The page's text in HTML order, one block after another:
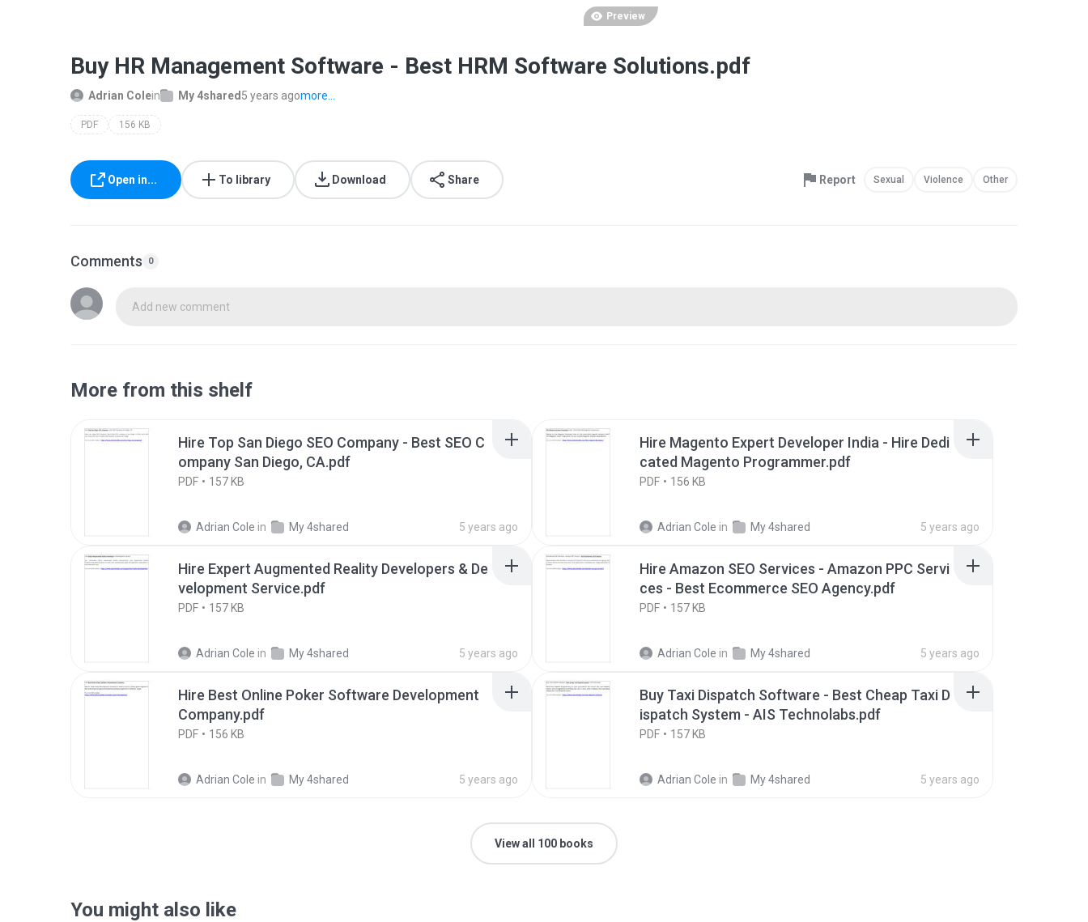
Preview
Buy HR Management Software - Best HRM Software Solutions.pdf
Adrian Colein My 4shared 5 years agomore...
PDF 156 KB
Open in... To library Download Share Report Sexual Violence Other
Comments 0
Add new comment
More from this shelf
Hire Top San Diego SEO Company - Best SEO C
ompany San Diego, CA.pdf
PDF 157 KB
Adrian Cole in My 4shared 5 years ago
Hire Magento Expert Developer India - Hire Dedi
cated Magento Programmer.pdf
PDF 156 KB
Adrian Cole in My 4shared 5 years ago
Hire Expert Augmented Reality Developers & De
velopment Service.pdf
PDF 157 KB
Adrian Cole in My 4shared 5 years ago
Hire Amazon SEO Services - Amazon PPC Servi
ces - Best Ecommerce SEO Agency.pdf
PDF 157 KB
Adrian Cole in My 4shared 5 years ago
Hire Best Online Poker Software Development
Company.pdf
PDF 156 KB
Adrian Cole in My 4shared 5 years ago
Buy Taxi Dispatch Software - Best Cheap Taxi D
ispatch System - AIS Technolabs.pdf
PDF 157 KB
Adrian Cole in My 4shared 5 years ago
View all 100 books
You might also like